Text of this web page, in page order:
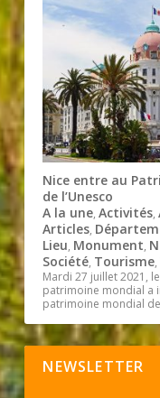
Nice entre au
de l’Unesco
A la une,Activités,
Articles,
Lieu, Monument,
Société, Tourisme,
Mardi 27 juillet 2021,
patrimoine mondial a
patrimoine mondial de
NEWSLETTER